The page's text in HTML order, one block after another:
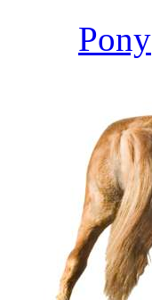
Pony